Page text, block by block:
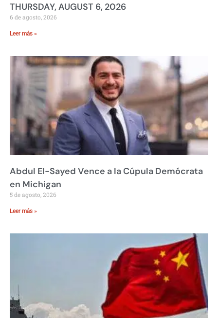
THURSDAY, AUGUST 6, 2026
6 de agosto, 2026
Leer más »
Abdul El-Sayed Vence a la Cúpula Demócrata
en Michigan
5 de agosto, 2026
Leer más »